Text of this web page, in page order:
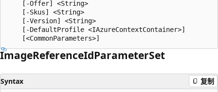
    [-Offer] <String>
    [-Skus] <String>
    [-Version] <String>
    [-DefaultProfile <IAzureContextContainer>]
ImageReferenceIdParameterSet
Syntax 复制